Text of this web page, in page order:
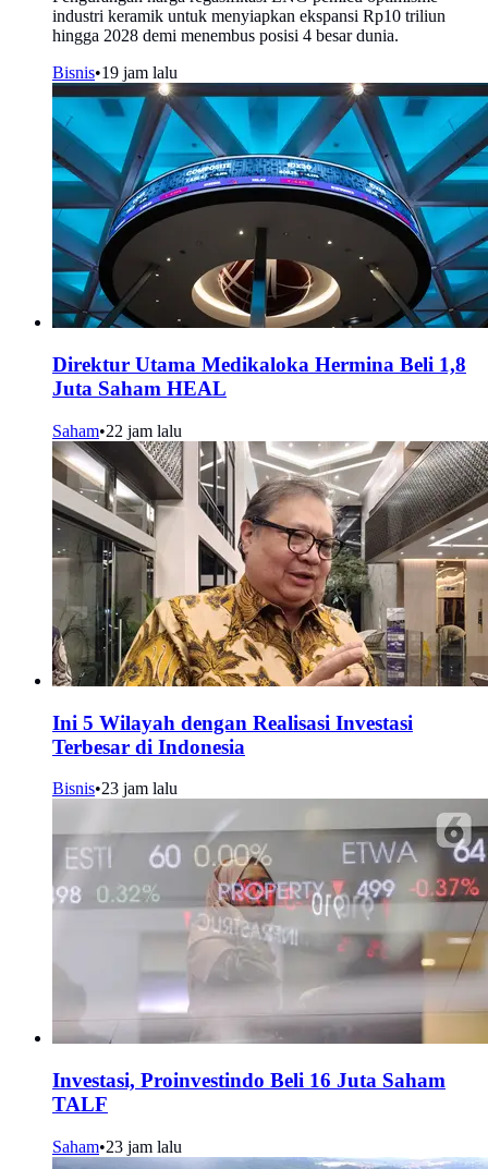
industri keramik untuk menyiapkan ekspansi Rp10 triliun
hingga 2028 demi menembus posisi 4 besar dunia.
Bisnis•19 jam lalu
Direktur Utama Medikaloka Hermina Beli 1,8
Juta Saham HEAL
Saham•22 jam lalu
Ini 5 Wilayah dengan Realisasi Investasi
Terbesar di Indonesia
Bisnis•23 jam lalu
Investasi, Proinvestindo Beli 16 Juta Saham
TALF
Saham•23 jam lalu